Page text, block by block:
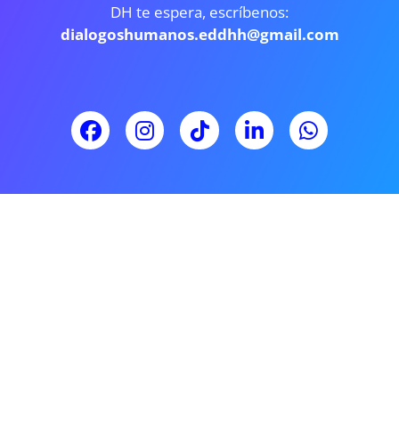
DH te espera, escríbenos:
dialogoshumanos.eddhh@gmail.com